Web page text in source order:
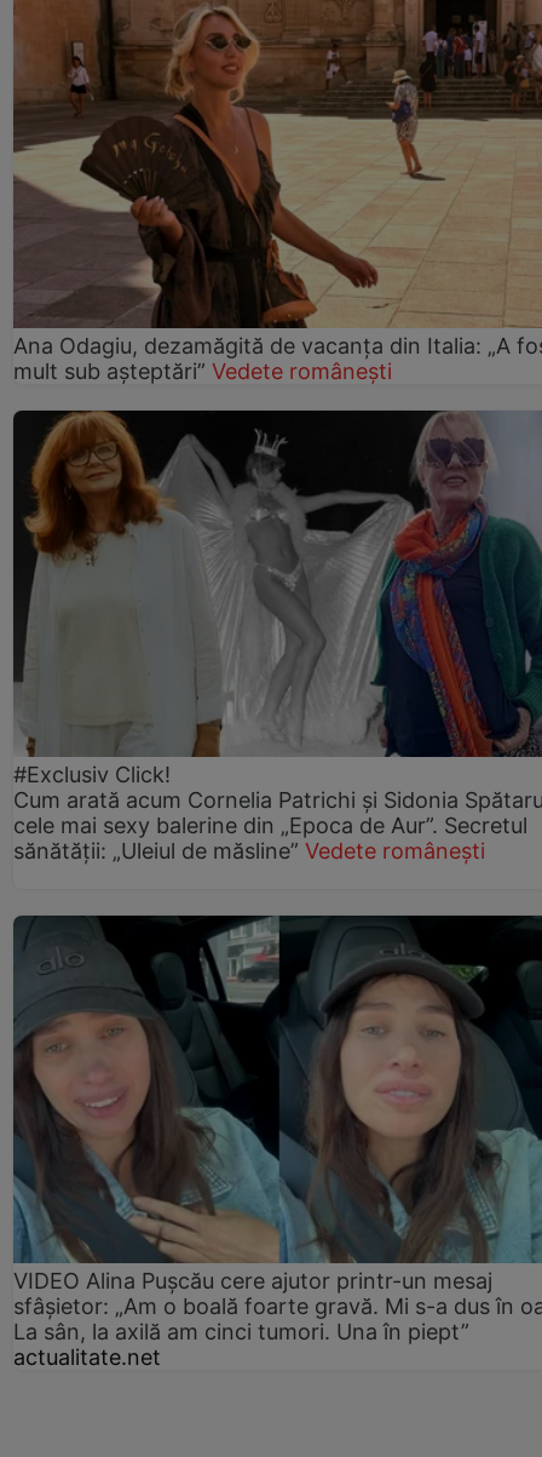
Ana Odagiu, dezamăgită de vacanța din Italia: „A
mult sub așteptări” Vedete românești
#Exclusiv Click!
Cum arată acum Cornelia Patrichi și Sidonia
cele mai sexy balerine din „Epoca de Aur”. Secretul
sănătății: „Uleiul de măsline” Vedete românești
VIDEO Alina Pușcău cere ajutor printr-un mesaj
sfâșietor: „Am o boală foarte gravă. Mi s-a dus în
La sân, la axilă am cinci tumori. Una în piept”
actualitate.net